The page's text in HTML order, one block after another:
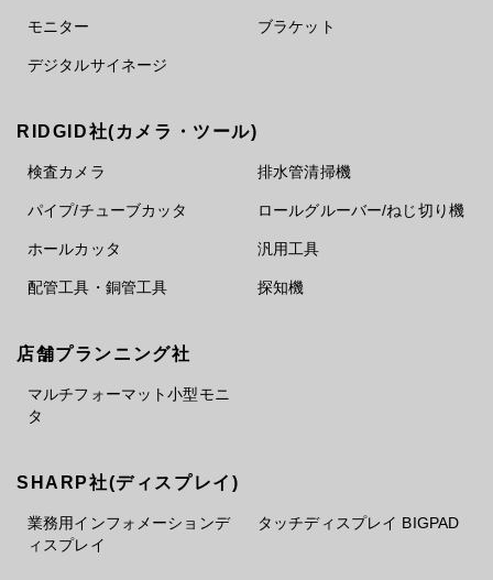
モニター ブラケット
デジタルサイネージ
RIDGID社(カメラ・ツール)
検査カメラ 排水管清掃機
パイプ/チューブカッタ ロールグルーバー/ねじ切り機
ホールカッタ 汎用工具
配管工具・銅管工具 探知機
店舗プランニング社
マルチフォーマット小型モニ
タ
SHARP社(ディスプレイ)
業務用インフォメーションデ
ィスプレイ
タッチディスプレイ BIGPAD